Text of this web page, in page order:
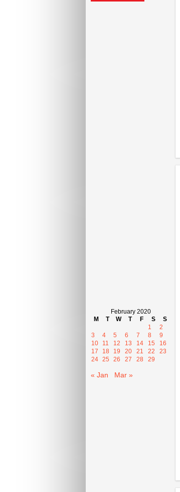
February 2020
M
T W T F S
S
1
2
3
4 5 6 7 8
9
10
11 12 13 14 15
16
17
18 19 20 21 22
23
24 25 26 27 28 29
« Jan Mar »